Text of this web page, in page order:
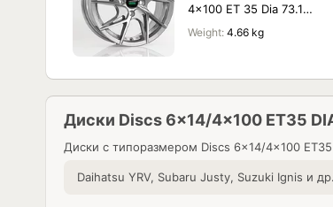
4x100 ET 35 Dia 73.1
gmf
Weight: 4.66 kg
Диски Discs 6x14/4x100 ET35
Диски с типоразмером Discs 6x14/4x100 ET35
Daihatsu YRV, Subaru Justy, Suzuki Ignis и др.